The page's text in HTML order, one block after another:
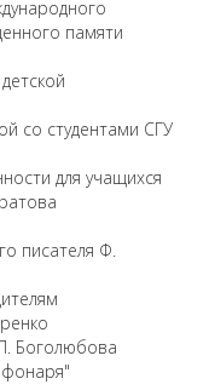
памяти
со студентами СГУ
для учащихся
писателя Ф.
Боголюбова